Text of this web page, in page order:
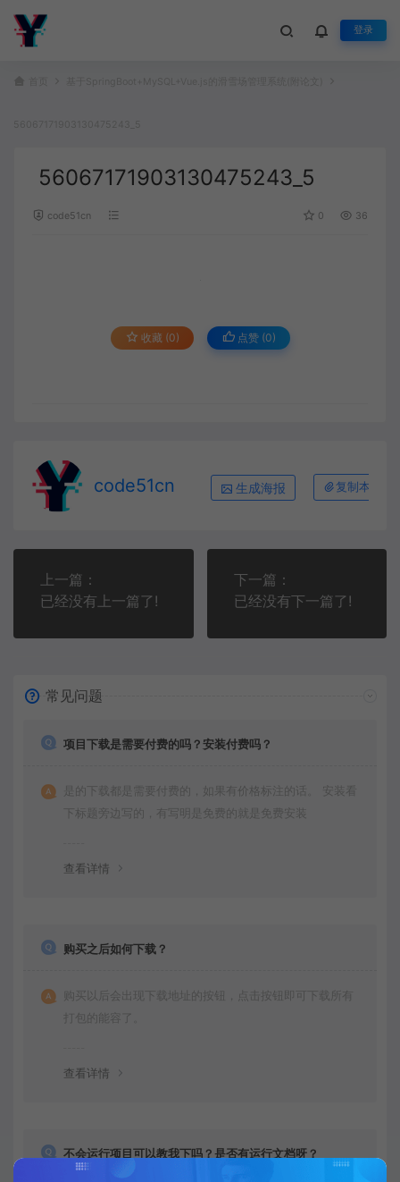
登录
56067171903130475243_5
code51cn 0 36
收藏 (0) 点赞 (0)
code51cn 生成海报 复制本文链
上一篇：
已经没有上一篇了!
下一篇：
已经没有下一篇了!
常见问题
项目下载是需要付费的吗？安装付费吗？
是的下载都是需要付费的，如果有价格标注的话。 安装看
下标题旁边写的，有写明是免费的就是免费安装
查看详情
购买之后如何下载？
购买以后会出现下载地址的按钮，点击按钮即可下载所有
打包的能容了。
查看详情
不会运行项目可以教我下吗？是否有运行文档呀？